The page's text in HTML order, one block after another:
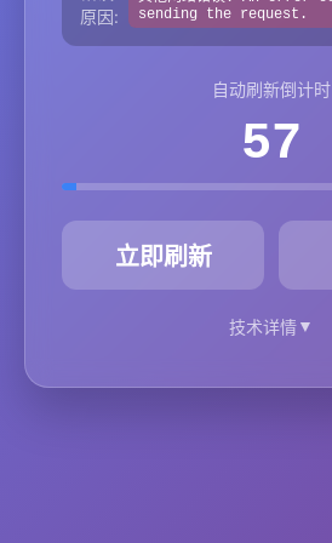
原因:
sending the request.
自动刷新倒计时
57
立即刷新
技术详情▼